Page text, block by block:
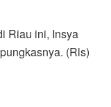
Riau ini, Insya
(Rls)